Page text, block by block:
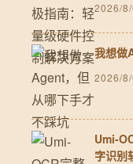
2026/
我想做
2026/
Umi-
字识别